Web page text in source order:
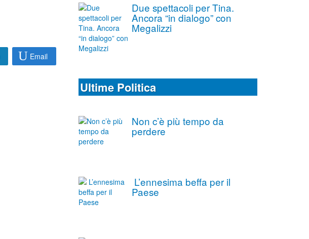
Email
Due spettacoli per Tina.
Ancora “in dialogo” con
Megalizzi
Ultime Politica
Non c’è più tempo da
perdere
L’ennesima beffa per il
Paese